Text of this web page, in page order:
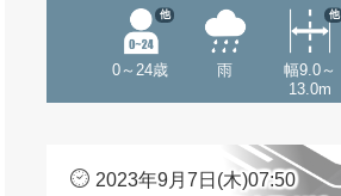
0～24歳
他
雨
幅9.0～
13.0m
他
2023年9月7日(木)07:50